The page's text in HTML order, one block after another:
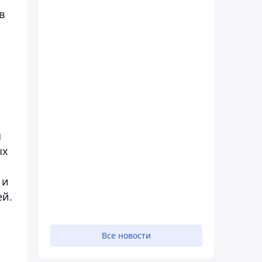
Все новости